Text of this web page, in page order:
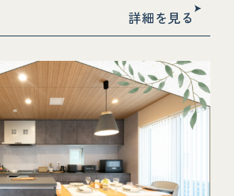
詳細を見る